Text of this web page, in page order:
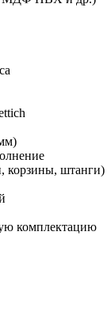
корзины, штанги)
комплектацию